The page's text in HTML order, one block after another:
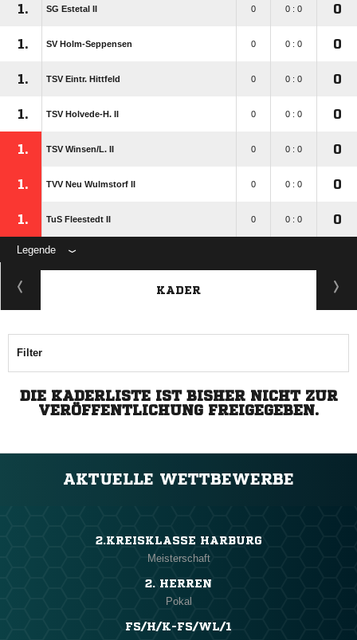
1. SG Estetal II 0 0 : 0 0
1. SV Holm-Seppensen 0 0 : 0 0
1. TSV Eintr. Hittfeld 0 0 : 0 0
1. TSV Holvede-H. II 0 0 : 0 0
1. TSV Winsen/​L. II 0 0 : 0 0
1. TVV Neu Wulmstorf II 0 0 : 0 0
1. TuS Fleestedt II 0 0 : 0 0
Legende
KADER
Filter
DIE KADERLISTE IST BISHER NICHT ZUR
VERÖFFENTLICHUNG FREIGEGEBEN.
AKTUELLE WETTBEWERBE
2.KREISKLASSE HARBURG
Meisterschaft
2. HERREN
Pokal
FS/H/K-FS/WL/1